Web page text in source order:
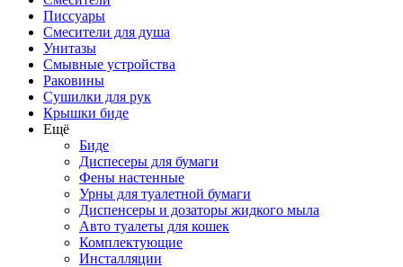
Писсуары
Смесители для душа
Унитазы
Смывные устройства
Раковины
Сушилки для рук
Крышки биде
Ещё
Биде
Диспесеры для бумаги
Фены настенные
Урны для туалетной бумаги
Диспенсеры и дозаторы жидкого мыла
Авто туалеты для кошек
Комплектующие
Инсталляции